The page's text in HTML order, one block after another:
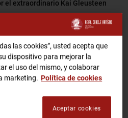
360º
el extraordinario Kai Gleusteen
Puccini
las cookies”, usted acepta que
dispositivo para mejorar la
el uso del mismo, y colaborar
marketing. Política de cookies
Aceptar cookies